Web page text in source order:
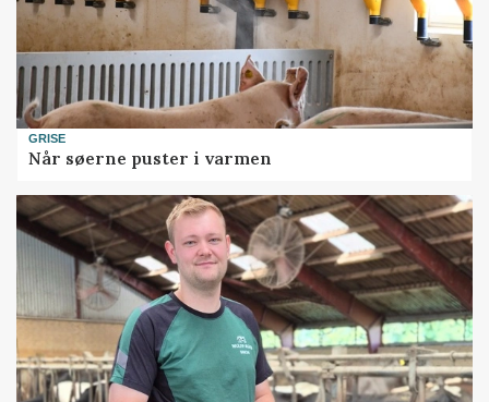
GRISE
Når søerne puster i varmen